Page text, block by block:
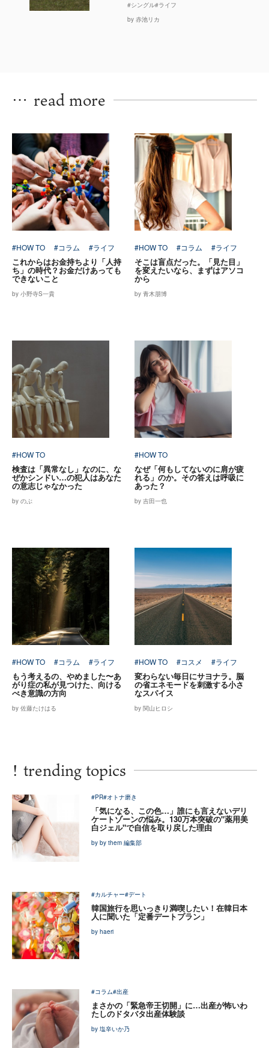
#シングル#ライフ
by 赤池リカ
… read more
#HOW TO #コラム #ライフ
これからはお金持ちより「人持
ち」の時代？お金だけあっても
できないこと
by 小野寺S一貴
#HOW TO #コラム #ライフ
そこは盲点だった。「見た目」
を変えたいなら、まずはアソコ
から
by 青木朋博
#HOW TO
検査は「異常なし」なのに、な
ぜかシンドい…の犯人はあなた
の意志じゃなかった
by のぶ
#HOW TO
なぜ「何もしてないのに肩が疲
れる」のか。その答えは呼吸に
あった？
by 吉田一也
#HOW TO #コラム #ライフ
もう考えるの、やめました〜あ
がり症の私が見つけた、向ける
べき意識の方向
by 佐藤たけはる
#HOW TO #コスメ #ライフ
変わらない毎日にサヨナラ。脳
の省エネモードを刺激する小さ
なスパイス
by 関山ヒロシ
! trending topics
#PR#オトナ磨き
「気になる、この色…」誰にも言えないデリ
ケートゾーンの悩み。130万本突破の"薬用美
白ジェル"で自信を取り戻した理由
by by them 編集部
#カルチャー#デート
韓国旅行を思いっきり満喫したい！在韓日本
人に聞いた「定番デートプラン」
by haeri
#コラム#出産
まさかの「緊急帝王切開」に…出産が怖いわ
たしのドタバタ出産体験談
by 塩辛いか乃